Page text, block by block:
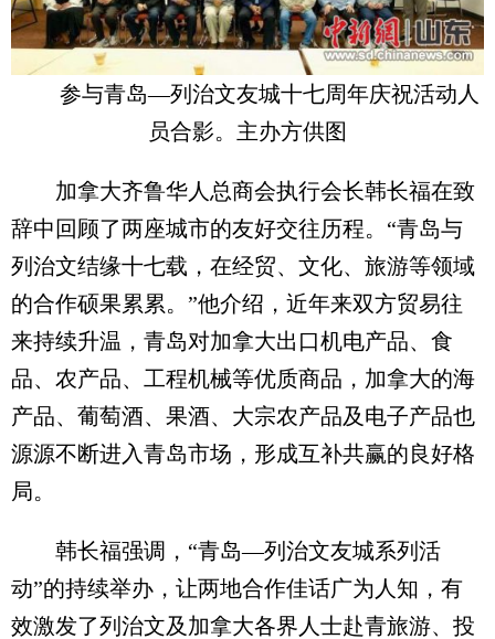
参与青岛—列治文友城十七周年庆祝活动人
员合影。主办方供图
加拿大齐鲁华人总商会执行会长韩长福在致
辞中回顾了两座城市的友好交往历程。“青岛与
列治文结缘十七载，在经贸、文化、旅游等领域
的合作硕果累累。”他介绍，近年来双方贸易往
来持续升温，青岛对加拿大出口机电产品、食
品、农产品、工程机械等优质商品，加拿大的海
产品、葡萄酒、果酒、大宗农产品及电子产品也
源源不断进入青岛市场，形成互补共赢的良好格
局。
韩长福强调，“青岛—列治文友城系列活
动”的持续举办，让两地合作佳话广为人知，有
效激发了列治文及加拿大各界人士赴青旅游、投